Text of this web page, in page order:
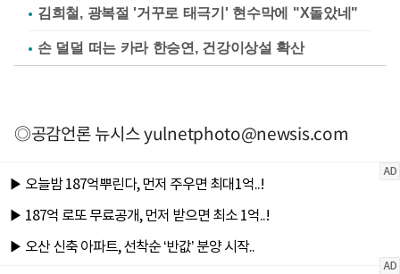
김희철, 광복절 '거꾸로 태극기' 현수막에 "X돌았네"
손 덜덜 떠는 카라 한승연, 건강이상설 확산
◎공감언론 뉴시스yulnetphoto@newsis.com